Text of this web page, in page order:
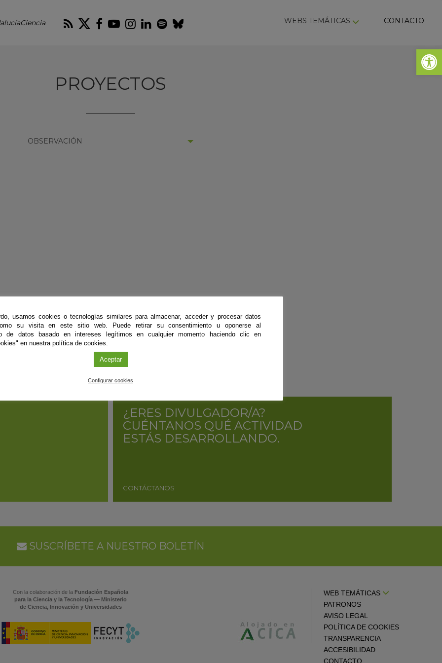
Abrir
RSS Twitter
Facebook
Youtube
Instagram
LinkedIn
Spotify
Bluesky WEBS TEMÁTICAS CONTACTO
PROYECTOS
SELECCIONAR
CATEGORÍA:
OBSERVACIÓN
¿ERES DIVULGADOR/A?
CUÉNTANOS QUÉ ACTIVIDAD
ESTÁS DESARROLLANDO.
CONTÁCTANOS
SUSCRÍBETE A NUESTRO BOLETÍN
Con la colaboración de la Fundación Española
para la Ciencia y la Tecnología — Ministerio
de Ciencia, Innovación y Universidades
WEB TEMÁTICAS
PATRONOS
AVISO LEGAL
POLÍTICA DE COOKIES
TRANSPARENCIA
ACCESIBILIDAD
CONTACTO
usamos cookies o tecnologías similares para almacenar, acceder y procesar datos
su visita en este sitio web. Puede retirar su consentimiento u oponerse al
de datos basado en intereses legítimos en cualquier momento haciendo clic en
en nuestra política de cookies.
Aceptar
Configurar cookies